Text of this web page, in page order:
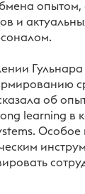
опытом,
и
об
learning в